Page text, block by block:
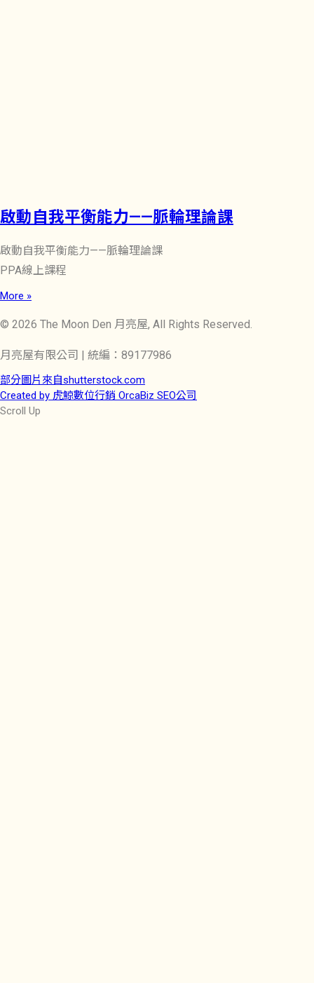
啟動自我平衡能力——脈輪理論課
啟動自我平衡能力——脈輪理論課
PPA線上課程
More »
© 2026 The Moon Den 月亮屋, All Rights Reserved.
月亮屋有限公司 | 統編：89177986
部分圖片來自shutterstock.com
Created by 虎鯨數位行銷 OrcaBiz SEO公司
Scroll Up